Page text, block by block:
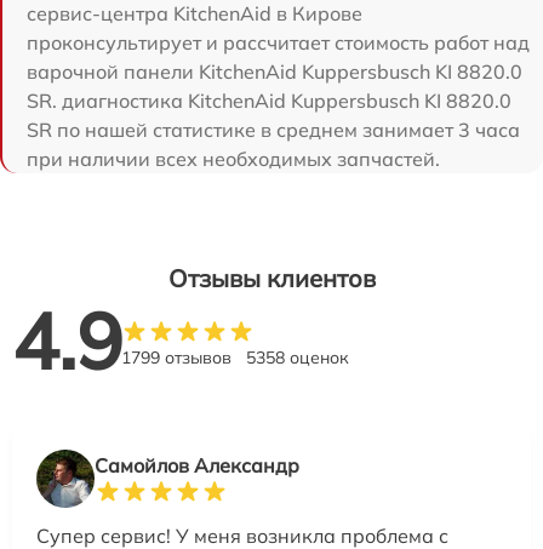
сервис-центра KitchenAid в Кирове
проконсультирует и рассчитает стоимость работ над
варочной панели KitchenAid Kuppersbusch KI 8820.0
SR. диагностика KitchenAid Kuppersbusch KI 8820.0
SR по нашей статистике в среднем занимает 3 часа
при наличии всех необходимых запчастей.
Отзывы клиентов
4.91799 отзывов 5358 оценок
Самойлов Александр
Супер сервис! У меня возникла проблема с